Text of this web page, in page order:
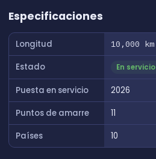
Especificaciones
Longitud 10,000 km
Estado En servicio
Puesta en servicio
2026
Puntos de amarre
11
Países
10